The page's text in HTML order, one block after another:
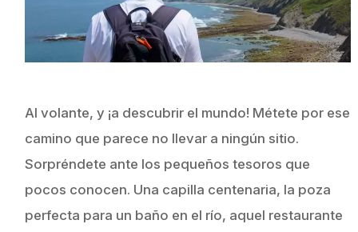
Al volante, y ¡a descubrir el mundo! Métete por ese
camino que parece no llevar a ningún sitio.
Sorpréndete ante los pequeños tesoros que
pocos conocen. Una capilla centenaria, la poza
perfecta para un baño en el río, aquel restaurante